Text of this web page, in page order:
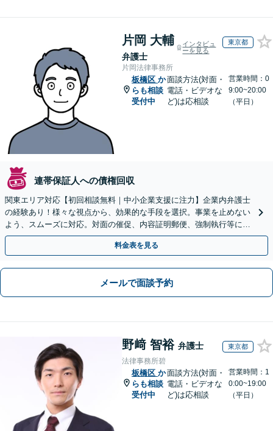
片岡 大輔
弁護士
インタビュ
ーを見る
東京都
片岡法律事務所
板橋区 か
らも相談
受付中
面談方法(対面・
電話・ビデオな
ど)は応相談
営業時間：0
9:00~20:00
（平日）
連帯保証人への債権回収
関東エリア対応【初回相談無料｜中小企業支援に注力】企業内弁護士
の経験あり！様々な視点から、効果的な手段を選択。事業を止めない
よう、スムーズに対応。対面の催促、内容証明郵便、強制執行等に精
通。お困りの方はすぐにご相談を【オンライン面談◎】
料金表を見る
メールで面談予約
野﨑 智裕 弁護士 東京都
法律事務所碧
板橋区 か
らも相談
受付中
面談方法(対面・
電話・ビデオな
ど)は応相談
営業時間：1
0:00~19:00
（平日）